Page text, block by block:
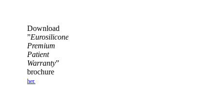
Download
”Eurosilicone
Premium
Patient
Warranty”
brochure
her.